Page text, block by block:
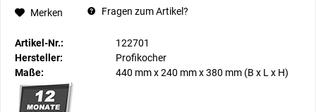
Merken Fragen zum Artikel?
Artikel-Nr.:
122701
Hersteller:
Profikocher
Maße:
440 mmx240 mmx380 mm (B x L x H)